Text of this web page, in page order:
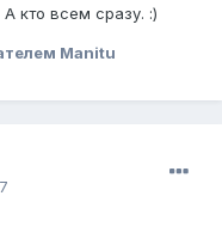
кто всем сразу. :)
Manitu